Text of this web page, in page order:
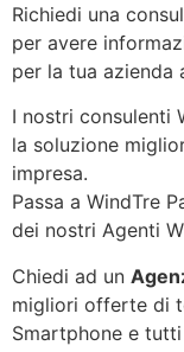
Richiedi una
per avere
per la tua azienda
I nostri consulenti
la soluzione
impresa.
Passa a WindTre
dei nostri Agenti
Chiedi ad un
migliori offerte di
Smartphone e